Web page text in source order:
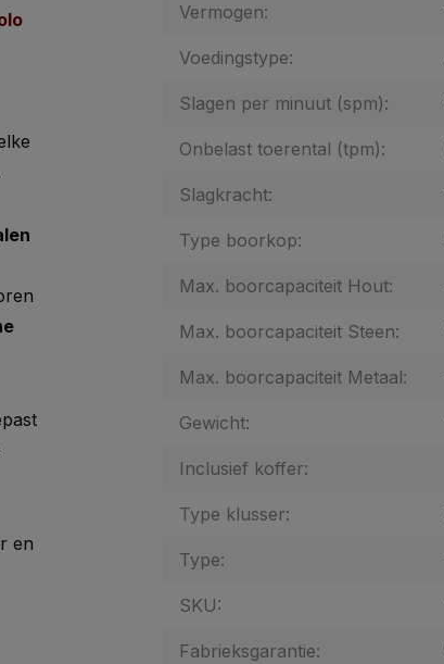
en
Vermogen:
Voedingstype:
Slagen per minuut (spm):
Onbelast toerental (tpm):
Slagkracht:
Type boorkop:
Max. boorcapaciteit Hout:
Max. boorcapaciteit Steen:
Max. boorcapaciteit Metaal:
Gewicht:
Inclusief koffer:
Type klusser:
Type:
SKU:
Fabrieksgarantie: